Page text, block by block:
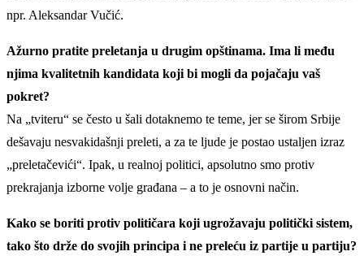
npr. Aleksandar Vučić.
Ažurno pratite preletanja u drugim opštinama. Ima li među
njima kvalitetnih kandidata koji bi mogli da pojačaju vaš
pokret?
Na „tviteru“ se često u šali dotaknemo te teme, jer se širom Srbije
dešavaju nesvakidašnji preleti, a za te ljude je postao ustaljen izraz
„preletačevići“. Ipak, u realnoj politici, apsolutno smo protiv
prekrajanja izborne volje građana – a to je osnovni način.
Kako se boriti protiv političara koji ugrožavaju politički sistem,
tako što drže do svojih principa i ne preleću iz partije u partiju?